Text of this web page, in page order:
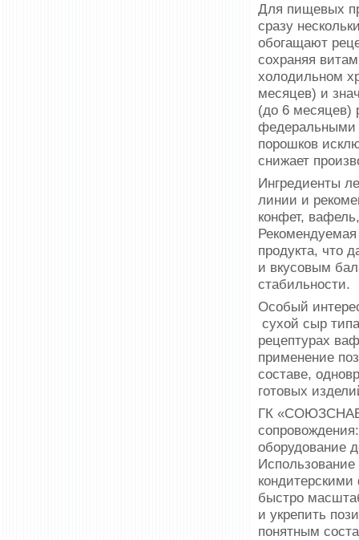
Для пищевых
сразу
обогащают
сохраняя
холодильном
месяцев) и
(до 6 месяцев)
федеральными
порошков
снижает
Ингредиенты
линии и
конфет,
Рекомендуемая
продукта, что
и вкусовым
стабильности.
Особый
сухой сыр
рецептурах
применение
составе,
готовых
ГК «СОЮЗСНАБ»
оборудование
быстро
и укрепить
понятным